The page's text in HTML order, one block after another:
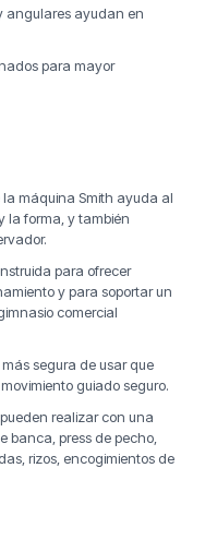
angulares ayudan en
para mayor
máquina Smith ayuda al
la forma, y también
para ofrecer
y para soportar un
comercial
segura de usar que
guiado seguro.
realizar con una
banca, press de pecho,
rizos, encogimientos de